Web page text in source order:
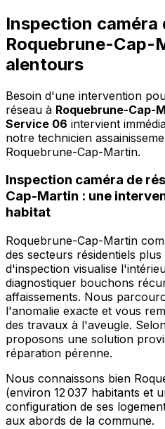
Inspection caméra
Roquebrune-Cap-
alentours
Besoin d'une intervention
réseau à Roquebrune-Cap-
Service 06 intervient
notre technicien
Roquebrune-Cap-Martin.
Inspection caméra de
Cap-Martin : une
habitat
Roquebrune-Cap-Martin
des secteurs résidentiels
d'inspection visualise
diagnostiquer bouchons
affaissements. Nous
l'anomalie exacte et vous
des travaux à l'aveugle.
proposons une solution
réparation pérenne.
Nous connaissons bien
(environ 12 037 habitants et
configuration de ses
aux abords de la commune.